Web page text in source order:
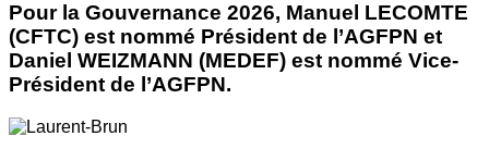
Pour la Gouvernance 2026, Manuel LECOMTE
(CFTC) est nommé Président de l’AGFPN et
Daniel WEIZMANN (MEDEF) est nommé Vice-
Président de l’AGFPN.